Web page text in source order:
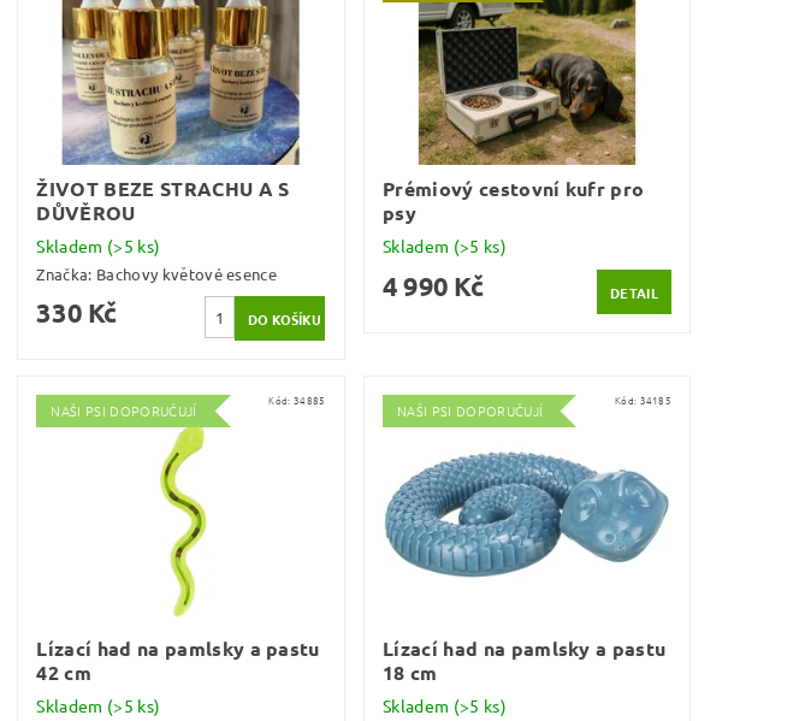
ŽIVOT BEZE STRACHU A S
DŮVĚROU
Skladem (>5 ks)
Značka: Bachovy květové esence
330 Kč
Prémiový cestovní kufr pro
psy
Skladem (>5 ks)
4 990 Kč DETAIL
NAŠI PSI DOPORUČUJÍ
Kód: 34885
Lízací had na pamlsky a pastu
42 cm
Skladem (>5 ks)
NAŠI PSI DOPORUČUJÍ
Kód: 34185
Lízací had na pamlsky a pastu
18 cm
Skladem (>5 ks)